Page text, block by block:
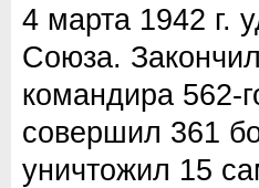
4 марта 1942 г.
Союза.
командира 562-
совершил 361
уничтожил 15